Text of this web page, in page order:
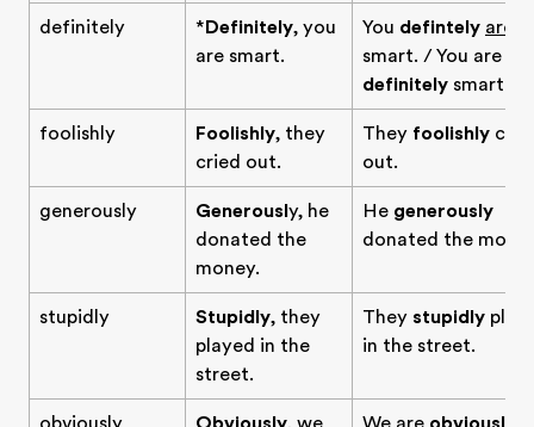
definitely *Definitely, you
are smart.
You defintely are
smart. / You are
definitely smart.
foolishly Foolishly, they
cried out.
They foolishly
out.
generously Generously, he
donated the
money.
He generously
donated the
stupidly Stupidly, they
played in the
street.
They stupidly
in the street.